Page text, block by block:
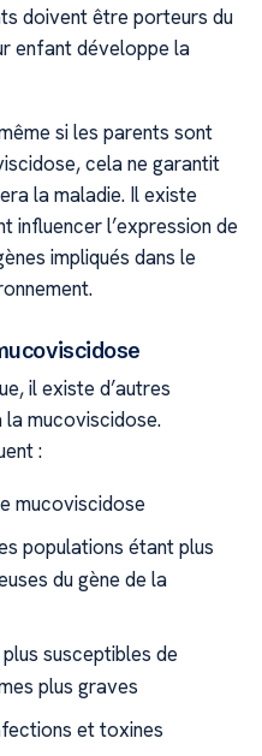
doivent être porteurs du
enfant développe la
si les parents sont
cela ne garantit
la maladie. Il existe
influencer l’expression de
impliqués dans le
il existe d’autres
mucoviscidose.
:
mucoviscidose
populations étant plus
du gène de la
susceptibles de
plus graves
et toxines